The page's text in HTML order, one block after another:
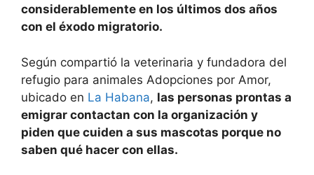
considerablemente en los últimos dos años
con el éxodo migratorio.
Según compartió la veterinaria y fundadora del
refugio para animales Adopciones por Amor,
ubicado en La Habana, las personas prontas a
emigrar contactan con la organización y
piden que cuiden a sus mascotas porque no
saben qué hacer con ellas.